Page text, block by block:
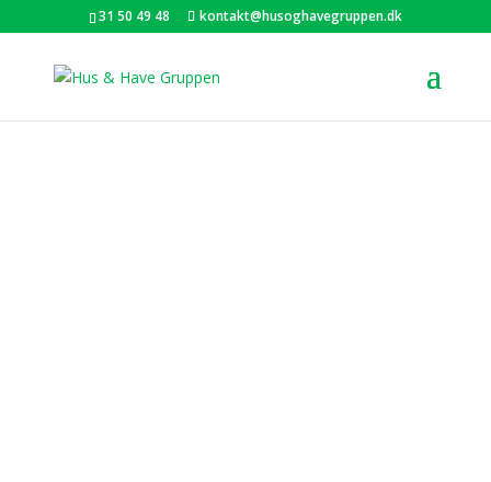
31 50 49 48 kontakt@husoghavegruppen.dk